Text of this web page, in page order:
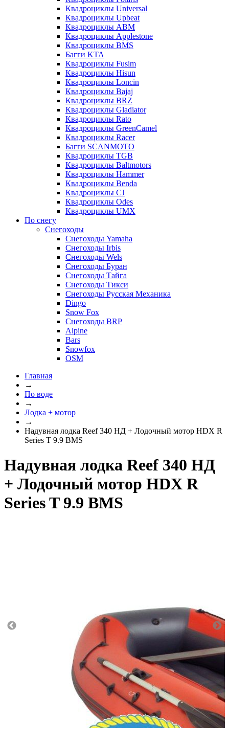
Квадроциклы Universal
Квадроциклы Upbeat
Квадроциклы ABM
Квадроциклы Applestone
Квадроциклы BMS
Багги KTA
Квадроциклы Fusim
Квадроциклы Hisun
Квадроциклы Loncin
Квадроциклы Bajaj
Квадроциклы BRZ
Квадроциклы Gladiator
Квадроциклы Rato
Квадроциклы GreenCamel
Квадроциклы Racer
Багги SCANMOTO
Квадроциклы TGB
Квадроциклы Baltmotors
Квадроциклы Hammer
Квадроциклы Benda
Квадроциклы CJ
Квадроциклы Odes
Квадроциклы UMX
По снегу
Снегоходы
Снегоходы Yamaha
Снегоходы Irbis
Снегоходы Wels
Снегоходы Буран
Снегоходы Тайга
Снегоходы Тикси
Снегоходы Русская Механика
Dingo
Snow Fox
Снегоходы BRP
Alpine
Bars
Snowfox
OSM
Главная
→
По воде
→
Лодка + мотор
→
Надувная лодка Reef 340 НД + Лодочный мотор HDX R
Series T 9.9 BMS
Надувная лодка Reef 340 НД
+ Лодочный мотор HDX R
Series T 9.9 BMS